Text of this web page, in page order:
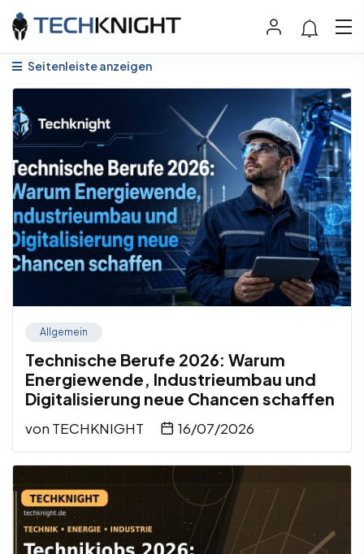
Seitenleiste anzeigen
Allgemein
Technische Berufe 2026: Warum
Energiewende, Industrieumbau und
Digitalisierung neue Chancen schaffen
von TECHKNIGHT 16/07/2026